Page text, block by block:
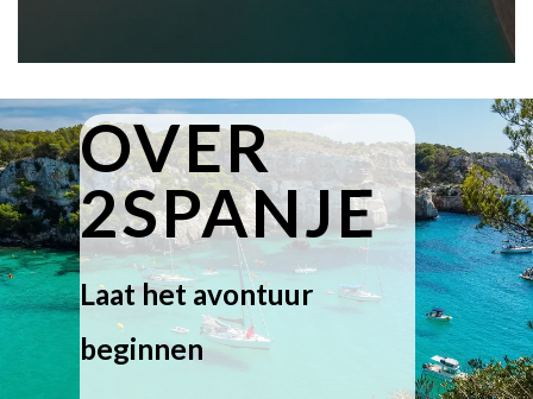
OVER
2SPANJE
Laat het avontuur
beginnen